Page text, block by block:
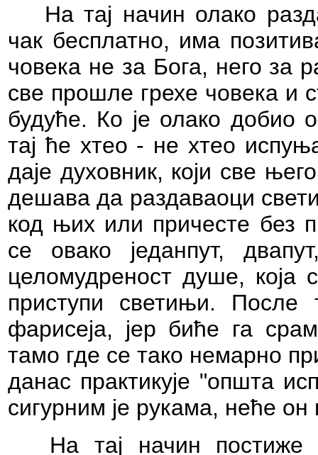
На тај начин олако
чак бесплатно, има
човека не за Бога, него за
све прошле грехе човека и
будуће. Ко је олако добио
тај ће хтео - не хтео
даје духовник, који све
дешава да раздаваоци
код њих или причесте без
се овако једанпут,
целомудреност душе, која
приступи светињи.
фарисеја, јер биће га
тамо где се тако немарно
данас практикује "општа
сигурним је рукама, неће он
На тај начин